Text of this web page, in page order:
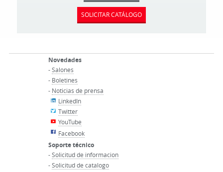
SOLICITAR CATÁLOGO
Novedades
-Salones
- Boletines
- Noticias de prensa
LinkedIn
Twitter
YouTube
Facebook
Soporte técnico
-Solicitud de informacion
-Solicitud de catalogo